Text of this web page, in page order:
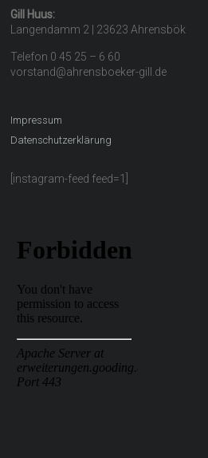
Gill Huus:
Langendamm 2 | 23623 Ahrensbök
Telefon 0 45 25 – 6 60
vorstand@ahrensboeker-gill.de
Impressum
Datenschutzerklärung
[instagram-feed feed=1]